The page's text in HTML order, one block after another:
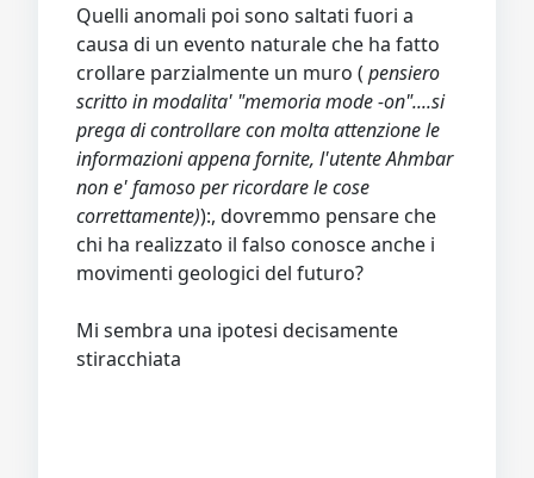
Quelli anomali poi sono saltati fuori a
causa di un evento naturale che ha fatto
crollare parzialmente un muro ( pensiero
scritto in modalita' "memoria mode -on"....si
prega di controllare con molta attenzione le
informazioni appena fornite, l'utente Ahmbar
non e' famoso per ricordare le cose
correttamente)):, dovremmo pensare che
chi ha realizzato il falso conosce anche i
movimenti geologici del futuro?
Mi sembra una ipotesi decisamente
stiracchiata